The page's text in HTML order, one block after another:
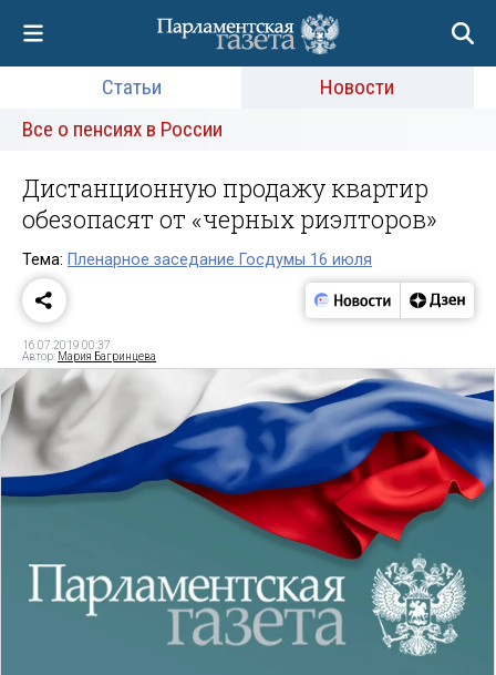
Статьи
Новости
Все о пенсиях в России
Дистанционную продажу квартир
обезопасят от «черных риэлторов»
Тема: Пленарное заседание Госдумы 16 июля
16.07.2019 00:37
Автор: Мария Багринцева